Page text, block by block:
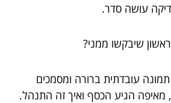
עושה סדר.
שיבקשו ממני?
עובדתית ברורה ומסמכים
מאיפה הגיע הכסף ואיך זה התנהל.